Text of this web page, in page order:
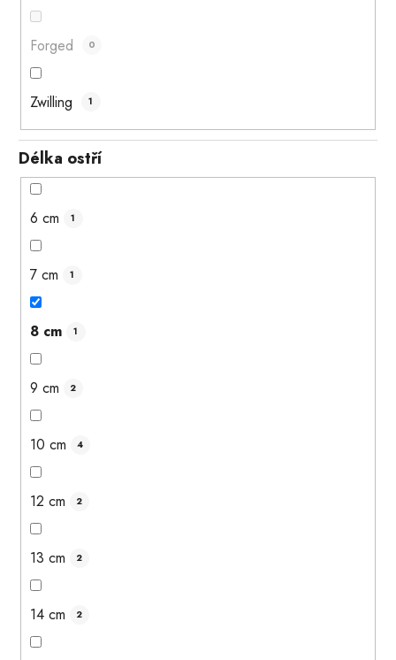
Forged 0
Zwilling 1
Délka ostří
6 cm 1
7 cm 1
8 cm 1
9 cm 2
10 cm 4
12 cm 2
13 cm 2
14 cm 2